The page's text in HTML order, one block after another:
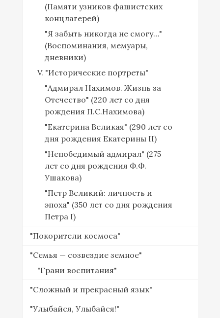
(Памяти узников фашистских
концлагерей)
"Я забыть никогда не смогу…"
(Воспоминания, мемуары,
дневники)
V. "Исторические портреты"
"Адмирал Нахимов. Жизнь за
Отечество" (220 лет со дня
рождения П.С.Нахимова)
"Екатерина Великая" (290 лет со
дня рождения Екатерины II)
"Непобедимый адмирал" (275
лет со дня рождения Ф.Ф.
Ушакова)
"Петр Великий: личность и
эпоха" (350 лет со дня рождения
Петра I)
"Покорители космоса"
"Семья — созвездие земное"
"Грани воспитания"
"Сложный и прекрасный язык"
"Улыбайся, Улыбайся!"